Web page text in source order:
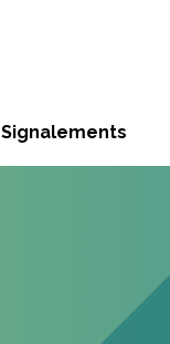
Signalements